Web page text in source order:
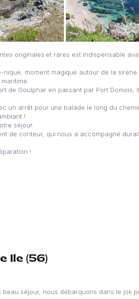
originales et rares est indispensable
moment magique autour de la
de Goulphar en passant par Port
un arrêt pour une balade le long du
!
séjour.
de conteur, qui nous a accompagné
!
Ile (56)
séjour, nous débarquons dans le joli